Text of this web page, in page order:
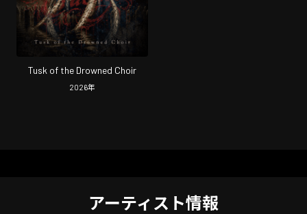
Tusk of the Drowned Choir
2026年
アーティスト情報